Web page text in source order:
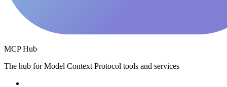
MCP Hub
The hub for Model Context Protocol tools and services